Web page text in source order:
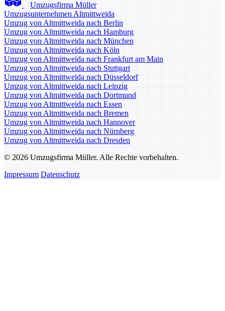
Umzugsfirma Müller
Umzugsunternehmen Altmittweida
Umzug von Altmittweida nach Berlin
Umzug von Altmittweida nach Hamburg
Umzug von Altmittweida nach München
Umzug von Altmittweida nach Köln
Umzug von Altmittweida nach Frankfurt am Main
Umzug von Altmittweida nach Stuttgart
Umzug von Altmittweida nach Düsseldorf
Umzug von Altmittweida nach Leipzig
Umzug von Altmittweida nach Dortmund
Umzug von Altmittweida nach Essen
Umzug von Altmittweida nach Bremen
Umzug von Altmittweida nach Hannover
Umzug von Altmittweida nach Nürnberg
Umzug von Altmittweida nach Dresden
© 2026 Umzugsfirma Müller. Alle Rechte vorbehalten.
Impressum Datenschutz